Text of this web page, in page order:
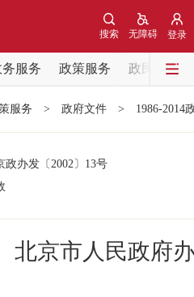
登录
无障碍
搜索
服务 政策服务
政民互动
央精神
服务 > 政府文件 > 1986-2014
政办发 〔2002〕 13号
北京市人民政府